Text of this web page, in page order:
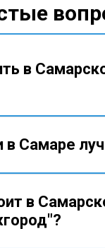
в
в Самаре
в